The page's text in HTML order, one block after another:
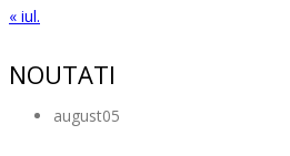
« iul.
NOUTATI
august05